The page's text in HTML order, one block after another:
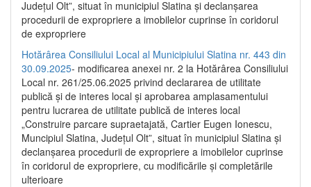
Județul Olt”, situat în municipiul Slatina și declanșarea
procedurii de expropriere a imobilelor cuprinse în coridorul
de expropriere
Hotărârea Consiliului Local al Municipiului Slatina nr. 443 din
30.09.2025- modificarea anexei nr. 2 la Hotărârea Consiliului
Local nr. 261/25.06.2025 privind declararea de utilitate
publică şi de interes local şi aprobarea amplasamentului
pentru lucrarea de utilitate publică de interes local
„Construire parcare supraetajată, Cartier Eugen Ionescu,
Muncipiul Slatina, Judeţul Olt”, situat în municipiul Slatina şi
declanşarea procedurii de expropriere a imobilelor cuprinse
în coridorul de expropriere, cu modificările şi completările
ulterioare